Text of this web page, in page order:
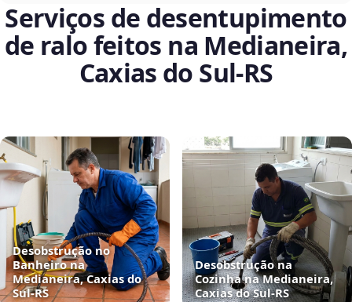
Serviços de desentupimento
de ralo feitos na Medianeira,
Caxias do Sul‑RS
Desobstrução no
Banheiro na
Medianeira, Caxias do
Sul‑RS
Desobstrução na
Cozinha na Medianeira,
Caxias do Sul‑RS